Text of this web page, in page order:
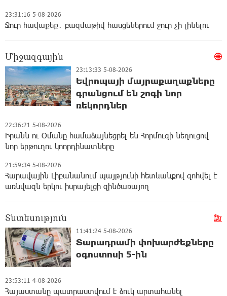
23:31:16 5-08-2026
Ջուր հավաքեք․ բազմաթիվ հասցեներում ջուր չի լինելու
Միջազգային
23:13:33 5-08-2026
Եվրոպայի մայրաքաղաքները
գրանցում են շոգի նոր
ռեկորդներ
22:36:21 5-08-2026
Իրանն ու Օմանը համաձայնեցրել են Հորմուզի նեղուցով
նոր երթուղու կոորդինատները
21:59:34 5-08-2026
Հարավային Լիբանանում պայթյունի հետևանքով զոհվել է
առնվազն երկու իսրայելցի զինծառայող
Տնտեսություն
11:41:24 5-08-2026
Տարադրամի փոխարժեքները
օգոստոսի 5-ին
23:53:11 4-08-2026
Հայաստանը պատրաստվում է ձուկ արտահանել